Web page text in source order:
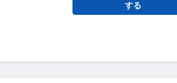
する